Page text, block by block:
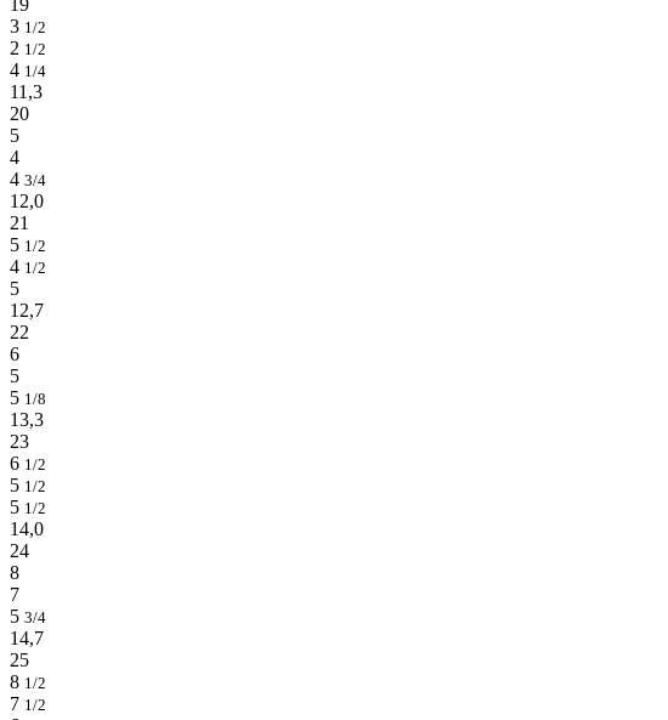
19
3 1/2
2 1/2
4 1/4
11,3
20
5
4
4 3/4
12,0
21
5 1/2
4 1/2
5
12,7
22
6
5
5 1/8
13,3
23
6 1/2
5 1/2
5 1/2
14,0
24
8
7
5 3/4
14,7
25
8 1/2
7 1/2